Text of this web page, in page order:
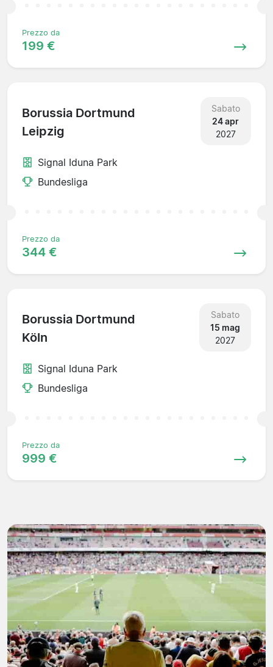
Prezzo da
199 €
Borussia Dortmund
Leipzig
Sabato
24 apr
2027
Signal Iduna Park
Bundesliga
Prezzo da
344 €
Borussia Dortmund
Köln
Sabato
15 mag
2027
Signal Iduna Park
Bundesliga
Prezzo da
999 €